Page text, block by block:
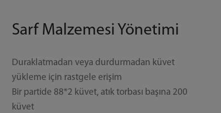
Sarf Malzemesi Yönetimi
Duraklatmadan veya durdurmadan küvet
yükleme için rastgele erişim
Bir partide 88*2 küvet, atık torbası başına 200
küvet